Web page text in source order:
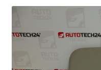
Envio para todo o planeta